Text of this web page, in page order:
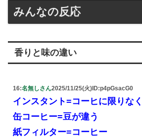
みんなの反応
香りと味の違い
16:名無しさん2025/11/25(火) ID:p4pGsacG0
インスタント=コーヒに限りな
缶コーヒー=豆が違う
紙フィルター=コーヒー